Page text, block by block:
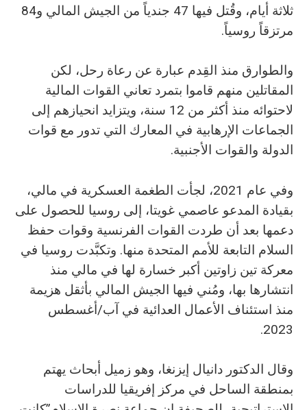
ثلاثة أيام، وقُتل فيها 47 جندياً من الجيش المالي و84
مرتزقاً روسياً.
والطوارق منذ القِدم عبارة عن رعاة رحل، لكن
المقاتلين منهم قاموا بتمرد تعاني القوات المالية
لاحتوائه منذ أكثر من 12 سنة، ويتزايد انحيازهم إلى
الجماعات الإرهابية في المعارك التي تدور مع قوات
الدولة والقوات الأجنبية.
وفي عام 2021، لجأت الطغمة العسكرية في مالي،
بقيادة المدعو عاصمي غويتا، إلى روسيا للحصول على
دعمها بعد أن طردت القوات الفرنسية وقوات حفظ
السلام التابعة للأمم المتحدة منها. وتكبَّدت روسيا في
معركة تين زاوتين أكبر خسارة لها في مالي منذ
انتشارها بها، ومُني فيها الجيش المالي بأثقل هزيمة
منذ استئناف الأعمال العدائية في آب/أغسطس
2023.
وقال الدكتور دانيال إيزنغا، وهو زميل أبحاث يهتم
بمنطقة الساحل في مركز إفريقيا للدراسات